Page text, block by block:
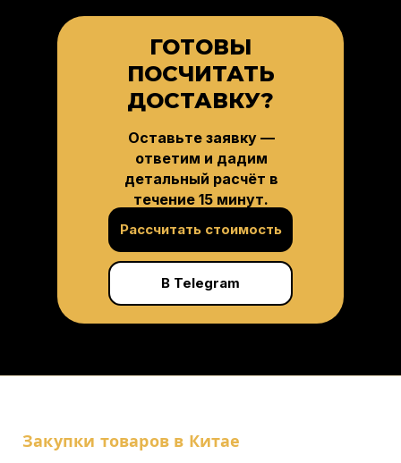
Рассчитать стоимость
В Telegram
ГОТОВЫ
ПОСЧИТАТЬ
ДОСТАВКУ?
Оставьте заявку —
ответим и дадим
детальный расчёт в
течение 15 минут.
Закупки товаров в Китае